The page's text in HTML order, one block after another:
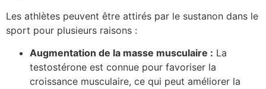
Les athlètes peuvent être attirés par le sustanon dans le
sport pour plusieurs raisons :
Augmentation de la masse musculaire : La
testostérone est connue pour favoriser la
croissance musculaire, ce qui peut améliorer la